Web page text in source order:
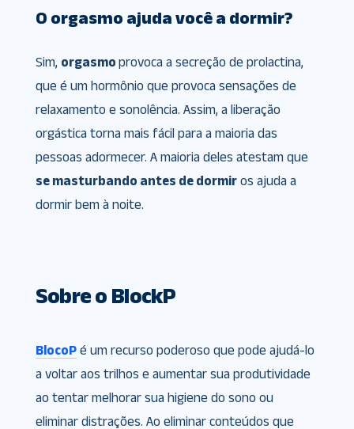
O orgasmo ajuda você a dormir?
Sim, orgasmo provoca a secreção de prolactina,
que é um hormônio que provoca sensações de
relaxamento e sonolência. Assim, a liberação
orgástica torna mais fácil para a maioria das
pessoas adormecer. A maioria deles atestam que
se masturbando antes de dormiros ajuda a
dormir bem à noite.
Sobre o BlockP
BlocoPé um recurso poderoso que pode ajudá-lo
a voltar aos trilhos e aumentar sua produtividade
ao tentar melhorar sua higiene do sono ou
eliminar distrações. Ao eliminar conteúdos que